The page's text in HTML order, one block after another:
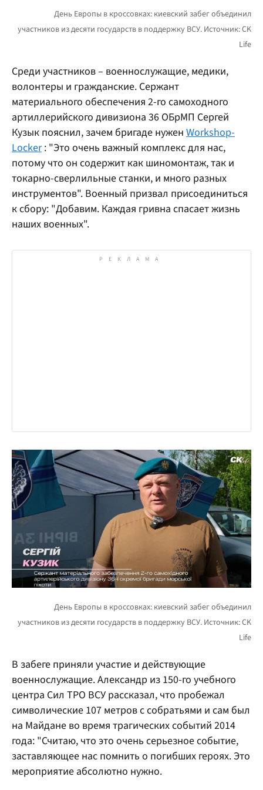
Среди участников – военнослужащие, медики,
волонтеры и гражданские. Сержант
материального обеспечения 2-го самоходного
артиллерийского дивизиона 36 ОБрМП Сергей
Кузык пояснил, зачем бригаде нужен Workshop-
Locker: "Это очень важный комплекс для нас,
потому что он содержит как шиномонтаж, так и
токарно-сверлильные станки, и много разных
инструментов". Военный призвал присоединиться
к сбору: "Добавим. Каждая гривна спасает жизнь
наших военных".
В забеге приняли участие и действующие
военнослужащие. Александр из 150-го учебного
центра Сил ТРО ВСУ рассказал, что пробежал
символические 107 метров с собратьями и сам был
на Майдане во время трагических событий 2014
года: "Считаю, что это очень серьезное событие,
заставляющее нас помнить о погибших героях. Это
мероприятие абсолютно нужно.